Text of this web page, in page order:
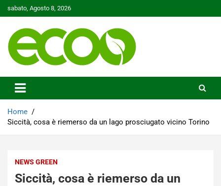
to
sabato, Agosto 8, 2026
Ecoo.it
Home
Siccità, cosa è riemerso da un lago prosciugato vicino Torino
NEWS GREEN
Siccità, cosa è riemerso da un